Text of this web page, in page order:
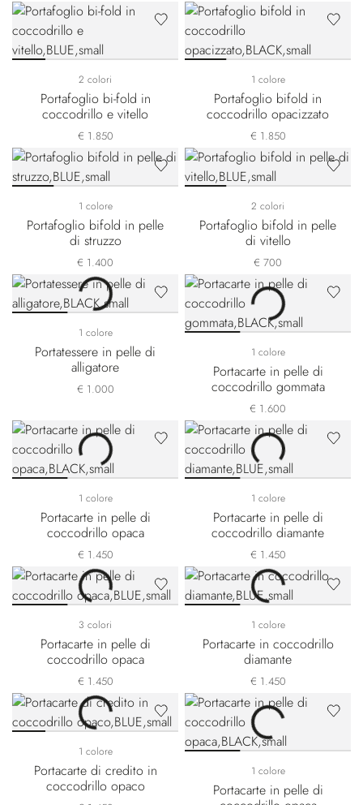
2 colori
Portafoglio bi-fold in
coccodrillo e vitello
€ 1.850
1 colore
Portafoglio bifold in
coccodrillo opacizzato
€ 1.850
1 colore
Portafoglio bifold in pelle
di struzzo
€ 1.400
2 colori
Portafoglio bifold in pelle
di vitello
€ 700
1 colore
Portatessere in pelle di
alligatore
€ 1.000
1 colore
Portacarte in pelle di
coccodrillo gommata
€ 1.600
1 colore
Portacarte in pelle di
coccodrillo opaca
€ 1.450
1 colore
Portacarte in pelle di
coccodrillo diamante
€ 1.450
3 colori
Portacarte in pelle di
coccodrillo opaca
€ 1.450
1 colore
Portacarte in coccodrillo
diamante
€ 1.450
1 colore
Portacarte di credito in
coccodrillo opaco
1 colore
Portacarte in pelle di